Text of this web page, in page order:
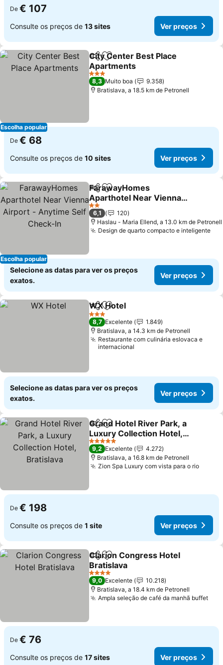
De € 107
Consulte os preços de 13 sites Ver preços
Escolha popular
PartilharAdicionar aos favoritos
City Center Best Place
Apartments
Ver preços
3 Estrelas
8,3 Muito boa
9.358
Bratislava, a 18.5 km de Petronell
De € 68
Consulte os preços de 10 sites Ver preços
Escolha popular
PartilharAdicionar aos favoritos
FarawayHomes
Aparthotel Near Vienna
Airport - Anytime Self
Check-In
Ver preços
2 Estrelas
6,1
120
Haslau - Maria Ellend, a 13.0 km de Petronell
Design de quarto compacto e inteligente
Selecione as datas para ver os preços
exatos.
Ver preços
PartilharAdicionar aos favoritos
WX Hotel
3 Estrelas
8,7 Excelente
1.849
Bratislava, a 14.3 km de Petronell
Restaurante com culinária eslovaca e
internacional
Selecione as datas para ver os preços
exatos.
Ver preços
PartilharAdicionar aos favoritos
Grand Hotel River Park, a
Luxury Collection Hotel,
Bratislava
Ver preços
5 Estrelas
9,2 Excelente
4.272
Bratislava, a 16.8 km de Petronell
Zion Spa Luxury com vista para o rioVer
De € 198
Consulte os preços de 1 site Ver preços
PartilharAdicionar aos favoritos
Clarion Congress Hotel
Bratislava
Ver preços
4 Estrelas
9,0 Excelente
10.218
Bratislava, a 18.4 km de Petronell
Ampla seleção de café da manhã buffetVer
De € 76
Consulte os preços de 17 sites Ver preços